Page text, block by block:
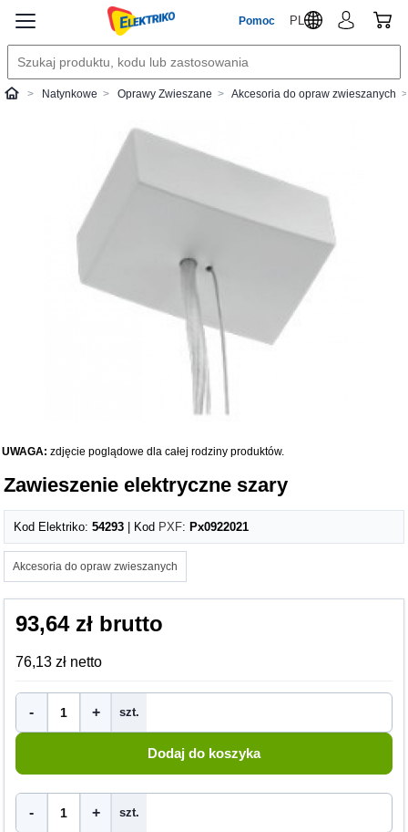
Pomoc PL
ElektrikoNatynkowe Oprawy Zwieszane Akcesoria do opraw zwieszanych
UWAGA: zdjęcie poglądowe dla całej rodziny produktów.
Zawieszenie elektryczne szary
Kod Elektriko:54293 | Kod PXF: Px0922021
Akcesoria do opraw zwieszanych
93,64 zł brutto
76,13 zł netto
- + szt.
- + szt.